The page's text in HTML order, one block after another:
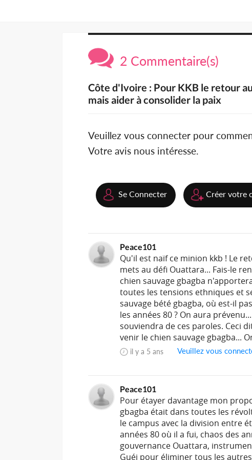
2 Commentaire(s)
Côte d'Ivoire : Pour KKB le retour
mais aider à consolider la paix
Veuillez vous connecter pour
Votre avis nous intéresse.
Se Connecter Créer votre
Peace101
Qu'il est naïf ce minion kkb ! Le
mets au défi Ouattara... Fais-le
chien sauvage gbagba
toutes les tensions ethniques et
sauvage bété gbagba, où est-il
les années 80 ? On aura
souviendra de ces paroles. Ceci
venir le chien sauvage gbagba...
il y a 5 ans Veuillez vous
Peace101
Pour étayer davantage mon
gbagba était dans toutes les
le campus avec la division entre
années 80 où il a fui, chaos des
gouvernance Ouattara,
Guéi pour éliminer tous les